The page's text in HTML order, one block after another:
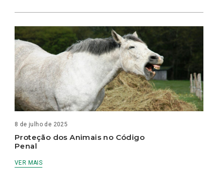
8 de julho de 2025
Proteção dos Animais no Código
Penal
VER MAIS